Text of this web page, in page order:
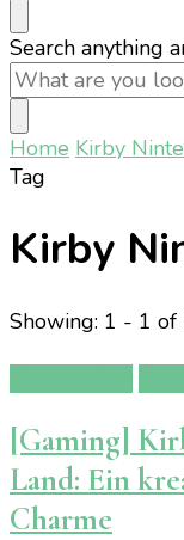
Looking
for
Something?
Search anything
Home Kirby
Tag
Kirby
Showing: 1 - 1 of
[Gaming]
Land: Ein
Charme